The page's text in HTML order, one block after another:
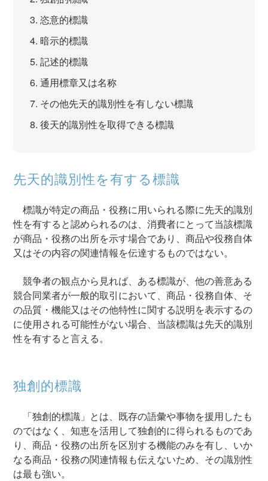
恣意的標識
暗示的標識
記述的標識
通用標章又は名称
その他先天的識別性を有しない標識
後天的識別性を取得できる標識
先天的識別性を有する標識
標識が特定の商品・役務に用いられる際に先天的識別
性を有すると認められるのは、消費者にとって当該標識
が商品・役務の出所を示す場合であり、商品や役務自体
又はその内容の関連情報を伝達するものではない。
競争者の観点から見れば、ある標識が、他の善意ある
競合同業者が一般的取引において、商品・役務自体、そ
の品質・機能又はその他特性に関する説明を表示するの
に使用される可能性がない場合、当該標識は先天的識別
性を有すると言える。
独創的標識
「独創的標識」とは、既存の語彙や事物を援用したも
のではなく、知恵を活用して独創的に得られるものであ
り、商品・役務の出所を区別する機能のみを有し、いか
なる商品・役務の関連情報も伝えないため、その識別性
は最も強い。